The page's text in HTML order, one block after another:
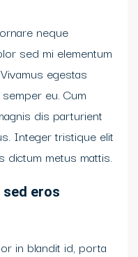
neque
sed mi elementum
egestas
eu. Cum
dis parturient
Integer tristique elit
metus mattis.
eros
in blandit id, porta